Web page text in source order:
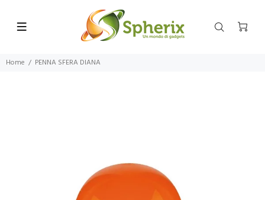
Home PENNA SFERA DIANA